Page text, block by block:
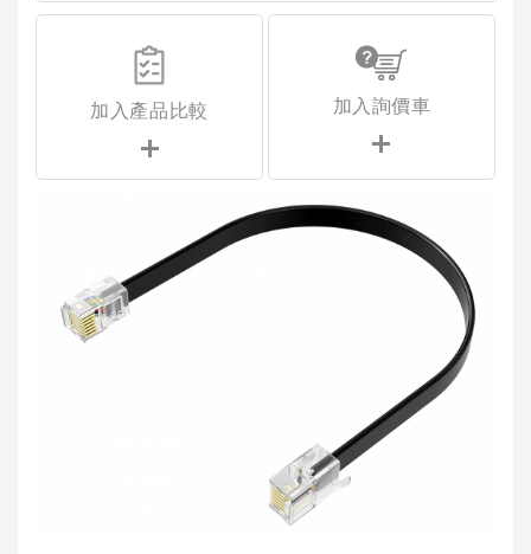
加入產品比較 加入詢價車